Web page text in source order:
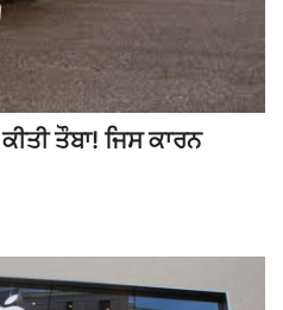
ਤੌਬਾ! ਜਿਸ ਕਾਰਨ